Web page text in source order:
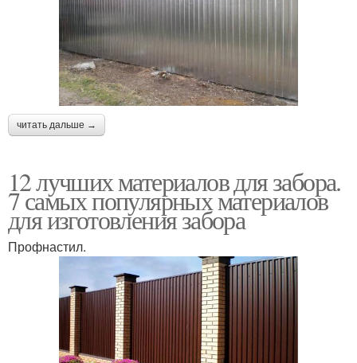
читать дальше →
12 лучших материалов для забора.
7 самых популярных материалов
для изготовления забора
Профнастил.